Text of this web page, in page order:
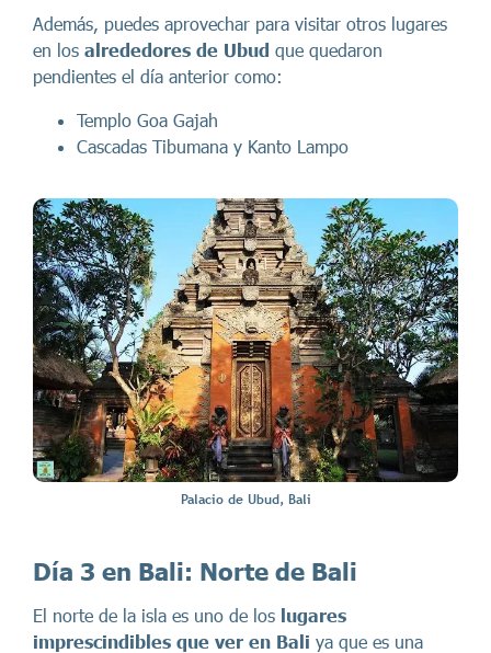
Además, puedes aprovechar para visitar otros lugares
en los alrededores de Ubud que quedaron
pendientes el día anterior como:
Templo Goa Gajah
Cascadas Tibumana y Kanto Lampo
Palacio de Ubud, Bali
Día 3 en Bali: Norte de Bali
El norte de la isla es uno de los lugares
imprescindibles que ver en Bali ya que es una